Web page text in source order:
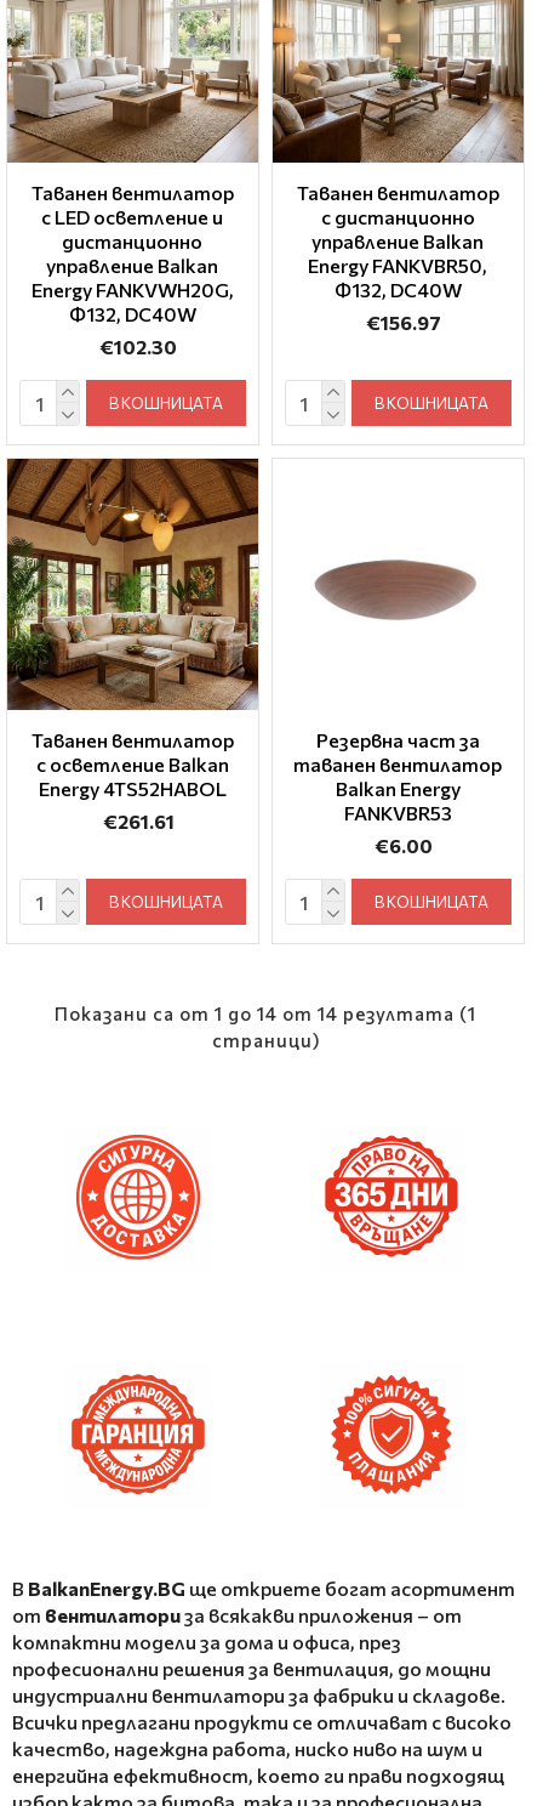
Таванен вентилатор
с LED осветление и
дистанционно
управление Balkan
Energy FANKVWH20G,
Ф132, DC40W
€102.30
В КОШНИЦАТА
Таванен вентилатор
с дистанционно
управление Balkan
Energy FANKVBR50,
Ф132, DC40W
€156.97
В КОШНИЦАТА
Таванен вентилатор
с осветление Balkan
Energy 4TS52HABOL
€261.61
В КОШНИЦАТА
Резервна част за
таванен вентилатор
Balkan Energy
FANKVBR53
€6.00
В КОШНИЦАТА
Показани са от 1 до 14 от 14 резултата (1
страници)
В BalkanEnergy.BG ще откриете богат асортимент
от вентилаториза всякакви приложения – от
компактни модели за дома и офиса, през
професионални решения за вентилация, до мощни
индустриални вентилатори за фабрики и складове.
Всички предлагани продукти се отличават с високо
качество, надеждна работа, ниско ниво на шум и
енергийна ефективност, което ги прави подходящ